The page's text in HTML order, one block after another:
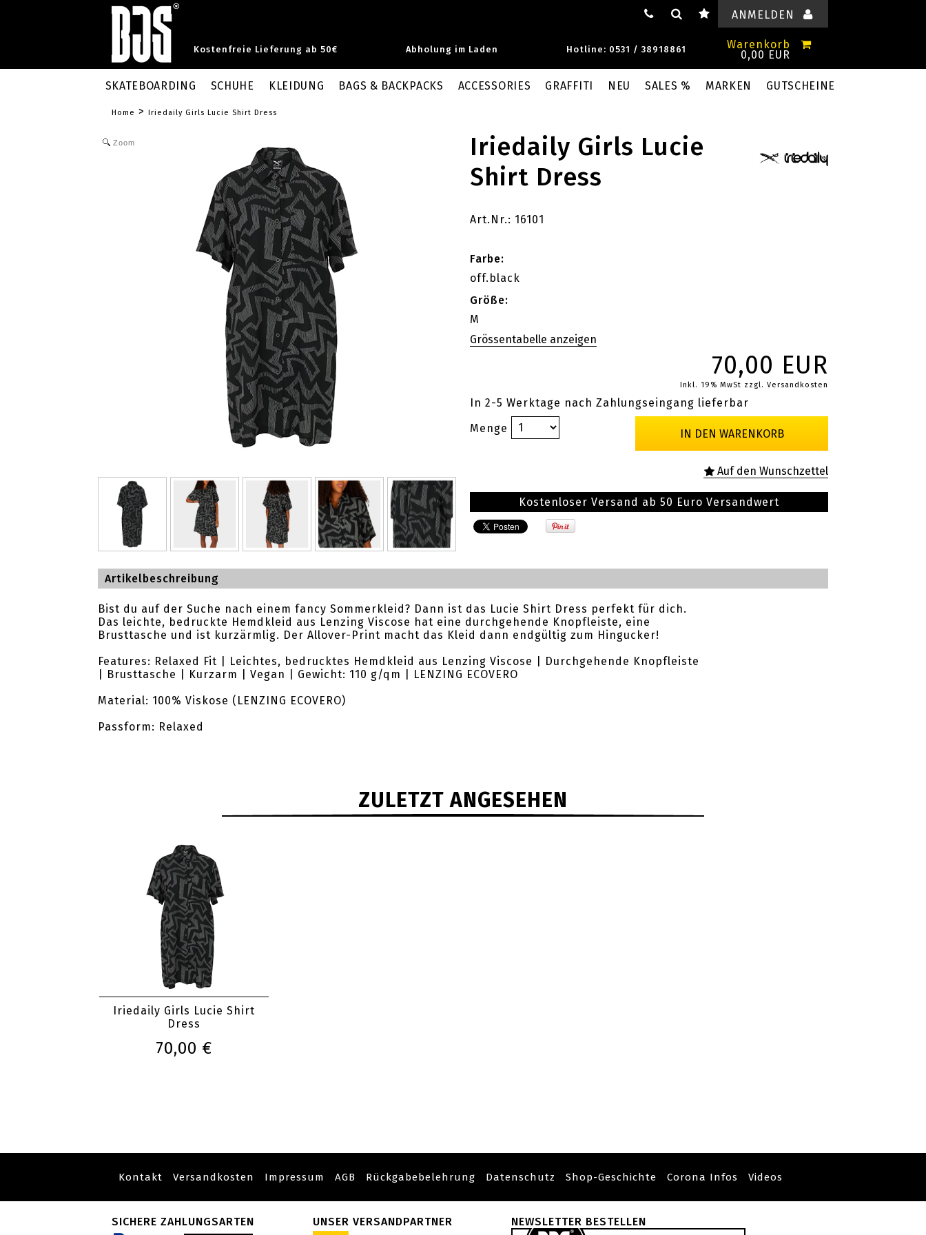
Kostenfreie Lieferung ab 50€ Abholung im Laden Hotline: 0531 / 38918861
ANMELDEN
Warenkorb
0,00 EUR
SKATEBOARDING SCHUHE KLEIDUNG BAGS & BACKPACKS ACCESSORIES GRAFFITI NEU SALES % MARKEN GUTSCHEINE
Home > Iriedaily Girls Lucie Shirt Dress
Zoom
Iriedaily Girls Lucie
Shirt Dress
Art.Nr.: 16101
Farbe:
off.black
Größe:
M
70,00 EUR
Inkl. 19% MwSt zzgl. Versandkosten
In 2-5 Werktage nach Zahlungseingang lieferbar
Menge
Kostenloser Versand ab 50 Euro Versandwert
Artikelbeschreibung
Bist du auf der Suche nach einem fancy Sommerkleid? Dann ist das Lucie Shirt Dress perfekt für dich.
Das leichte, bedruckte Hemdkleid aus Lenzing Viscose hat eine durchgehende Knopfleiste, eine
Brusttasche und ist kurzärmlig. Der Allover-Print macht das Kleid dann endgültig zum Hingucker!
Features: Relaxed Fit | Leichtes, bedrucktes Hemdkleid aus Lenzing Viscose | Durchgehende Knopfleiste
| Brusttasche | Kurzarm | Vegan | Gewicht: 110 g/qm | LENZING ECOVERO
Material: 100% Viskose (LENZING ECOVERO)
Passform: Relaxed
ZULETZT ANGESEHEN
Iriedaily Girls Lucie Shirt
Dress
70,00 €
Kontakt Versandkosten Impressum AGB Rückgabebelehrung Datenschutz Shop-Geschichte Corona Infos Videos
SICHERE ZAHLUNGSARTEN UNSER VERSANDPARTNER NEWSLETTER BESTELLEN